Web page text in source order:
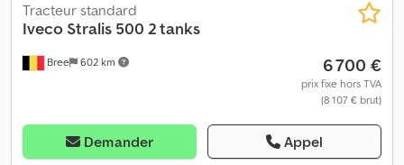
Bree 602 km
Tracteur standard
Iveco Stralis 500 2 tanks
6 700 €
prix fixe hors TVA
(8 107 € brut)
Demander Appel